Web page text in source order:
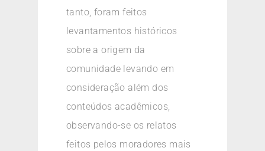
tanto, foram feitos
levantamentos históricos
sobre a origem da
comunidade levando em
consideração além dos
conteúdos acadêmicos,
observando-se os relatos
feitos pelos moradores mais